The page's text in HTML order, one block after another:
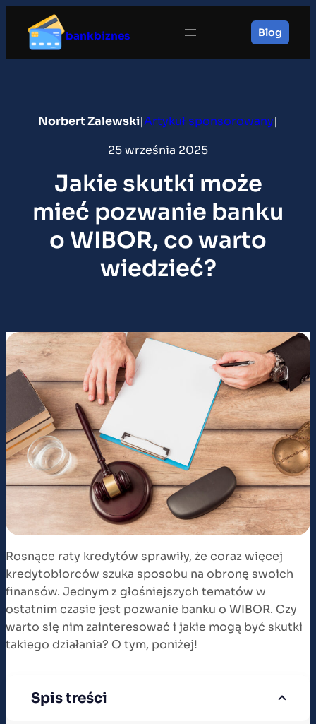
treści
bankbiznes Blog
Norbert Zalewski|Artykuł sponsorowany|
25 września 2025
Jakie skutki może
mieć pozwanie banku
o WIBOR, co warto
wiedzieć?
Rosnące raty kredytów sprawiły, że coraz więcej
kredytobiorców szuka sposobu na obronę swoich
finansów. Jednym z głośniejszych tematów w
ostatnim czasie jest pozwanie banku o WIBOR. Czy
warto się nim zainteresować i jakie mogą być skutki
takiego działania? O tym, poniżej!
Spis treści